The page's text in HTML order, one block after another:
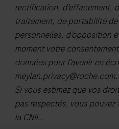
rectification, d’effacement,
traitement, de portabilité
personnelles, d’opposition
moment votre
données pour l’avenir en
meylan.privacy@roche.com.
Si vous estimez que vos
pas respectés, vous pouvez
la CNIL.